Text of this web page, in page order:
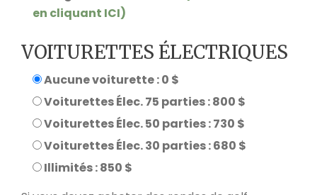
en cliquant ICI)
VOITURETTES ÉLECTRIQUES
Aucune voiturette : 0 $
Voiturettes Élec. 75 parties : 800 $
Voiturettes Élec. 50 parties : 730 $
Voiturettes Élec. 30 parties : 680 $
Illimités : 850 $